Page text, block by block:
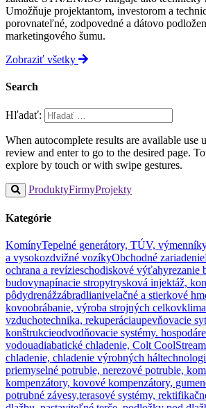
Umožňuje projektantom, investorom a
porovnateľné, zodpovedné a dátovo
marketingového šumu.
Zobraziť všetky
Search
Hľadať:
When autocomplete results are available use
review and enter to go to the desired page.
explore by touch or with swipe gestures.
ProduktyFirmyProjekty
Kategórie
KomínyTepelné generátory, TÚV,
a vysokozdvižné vozíkyObchodné zariadenie
ochrana a revízieschodiskové výťahyrezanie
budovynapínacie stropytrysková injektáž,
pôdydrenážzábradlianivelačné a stierkové
kovoobrábanie, výroba strojných celkov
vzduchotechnika, rekuperáciaupevňovacie
konštrukcieodvodňovacie systémy.
vodouadiabatické chladenie, Colt
chladenie, chladenie výrobných hál
priemyselné potrubie, nerezové potrubie,
kompenzátory, kovové kompenzátory,
potrubné závesy,terasové systémy,